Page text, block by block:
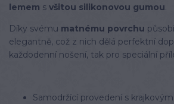
lemem s všitou silikonovou gumou.
Díky svému matnému povrchu
elegantně, což z nich dělá perfektní
každodenní nošení, tak pro speciální
Samodržící provedení s